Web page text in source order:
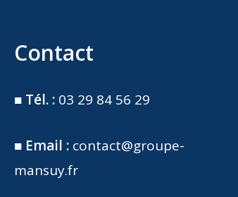
Contact
■ Tél. : 03 29 84 56 29
■ Email : contact@groupe-
mansuy.fr